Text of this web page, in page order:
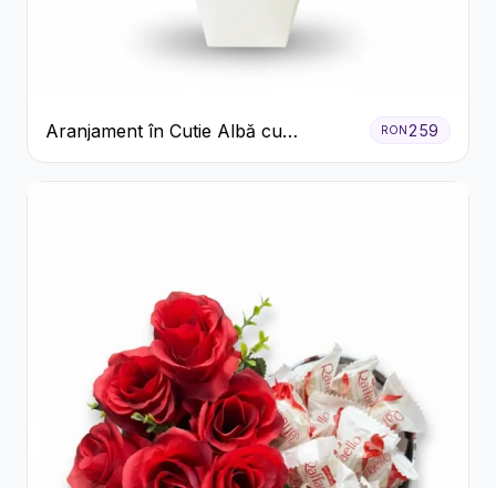
Aranjament în Cutie Albă cu
Trandafiri Roșii și Lisianthus
RON 259